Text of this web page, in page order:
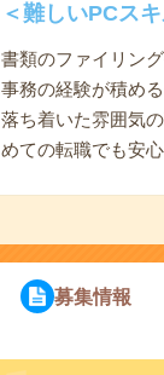
＜難しいPCス
書類のファイリン
事務の経験が積め
落ち着いた雰囲気
めての転職でも安
募集情報